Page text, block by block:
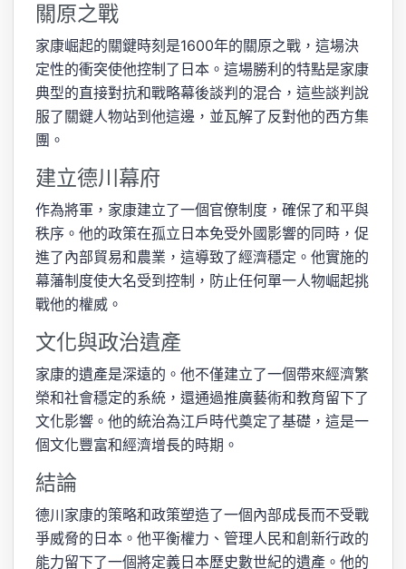
關原之戰
家康崛起的關鍵時刻是1600年的關原之戰，這場決
定性的衝突使他控制了日本。這場勝利的特點是家康
典型的直接對抗和戰略幕後談判的混合，這些談判說
服了關鍵人物站到他這邊，並瓦解了反對他的西方集
團。
建立德川幕府
作為將軍，家康建立了一個官僚制度，確保了和平與
秩序。他的政策在孤立日本免受外國影響的同時，促
進了內部貿易和農業，這導致了經濟穩定。他實施的
幕藩制度使大名受到控制，防止任何單一人物崛起挑
戰他的權威。
文化與政治遺產
家康的遺產是深遠的。他不僅建立了一個帶來經濟繁
榮和社會穩定的系統，還通過推廣藝術和教育留下了
文化影響。他的統治為江戶時代奠定了基礎，這是一
個文化豐富和經濟增長的時期。
結論
德川家康的策略和政策塑造了一個內部成長而不受戰
爭威脅的日本。他平衡權力、管理人民和創新行政的
能力留下了一個將定義日本歷史數世紀的遺產。他的